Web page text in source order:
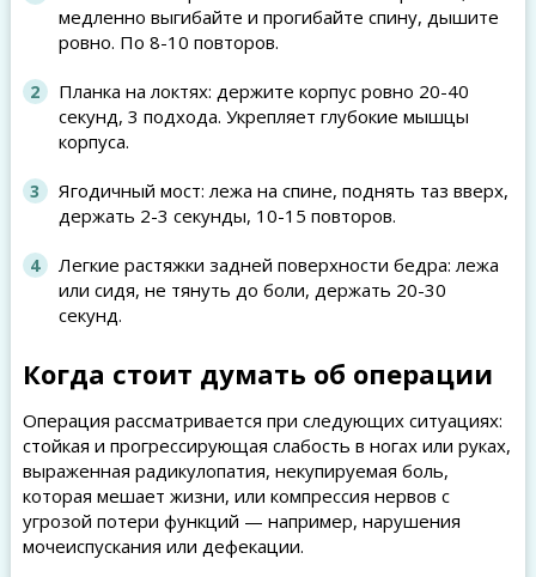
медленно выгибайте и прогибайте спину, дышите
ровно. По 8-10 повторов.
Планка на локтях: держите корпус ровно 20-40
секунд, 3 подхода. Укрепляет глубокие мышцы
корпуса.
Ягодичный мост: лежа на спине, поднять таз вверх,
держать 2-3 секунды, 10-15 повторов.
Легкие растяжки задней поверхности бедра: лежа
или сидя, не тянуть до боли, держать 20-30
секунд.
Когда стоит думать об операции
Операция рассматривается при следующих ситуациях:
стойкая и прогрессирующая слабость в ногах или руках,
выраженная радикулопатия, некупируемая боль,
которая мешает жизни, или компрессия нервов с
угрозой потери функций — например, нарушения
мочеиспускания или дефекации.